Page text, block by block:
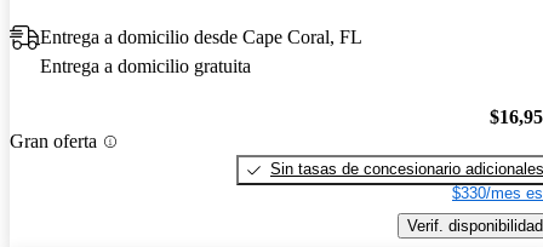
Entrega a domicilio desde Cape Coral, FL
Entrega a domicilio gratuita
Gran oferta
Sin tasas de concesionario adicionales
$330/mes
Verif. disponibilidad